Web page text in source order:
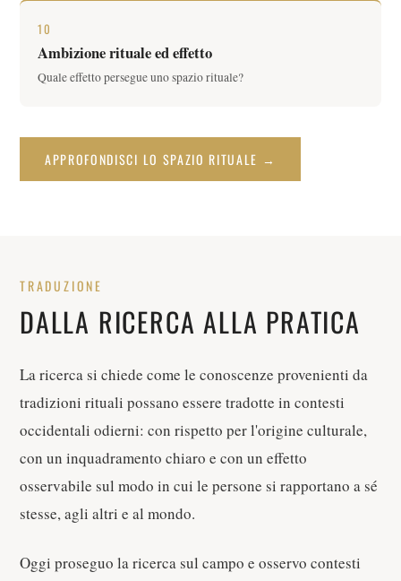
10
Ambizione rituale ed effetto
Quale effetto persegue uno spazio rituale?
APPROFONDISCI LO SPAZIO RITUALE →
TRADUZIONE
DALLA RICERCA ALLA PRATICA
La ricerca si chiede come le conoscenze provenienti da
tradizioni rituali possano essere tradotte in contesti
occidentali odierni: con rispetto per l'origine culturale,
con un inquadramento chiaro e con un effetto
osservabile sul modo in cui le persone si rapportano a sé
stesse, agli altri e al mondo.
Oggi proseguo la ricerca sul campo e osservo contesti